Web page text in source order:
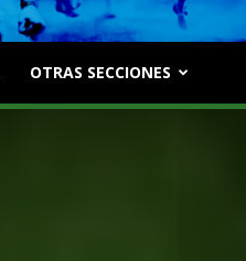
OTRAS SECCIONES